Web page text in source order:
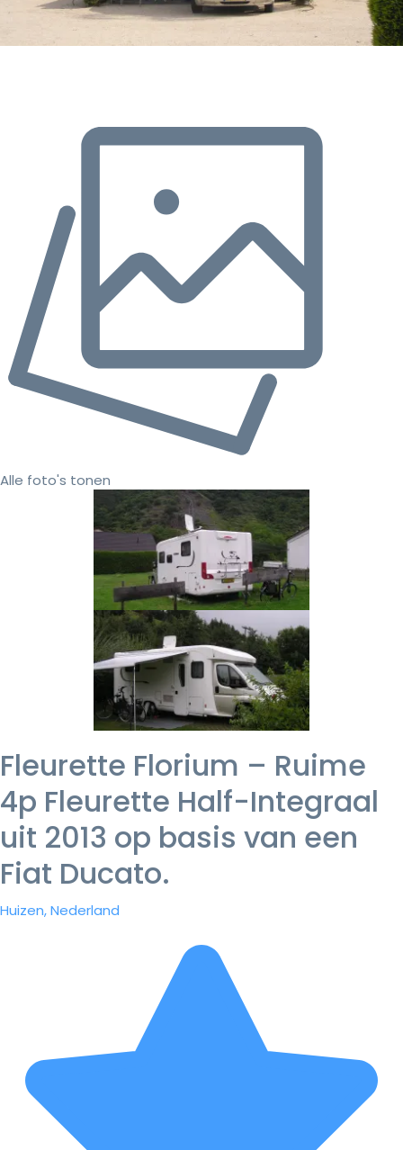
Alle foto's tonen
Fleurette Florium – Ruime
4p Fleurette Half-Integraal
uit 2013 op basis van een
Fiat Ducato.
Huizen, Nederland